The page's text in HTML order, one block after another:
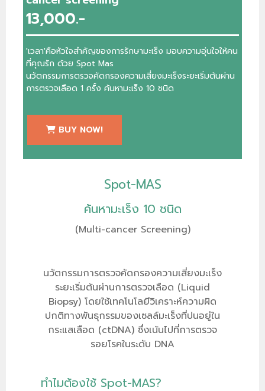
13,000.-
'เวลา'คือหัวใจสำคัญของการรักษามะเร็ง มอบความอุ่นใจให้คน
ที่คุณรัก ด้วย Spot Mas
นวัตกรรมการตรวจคัดกรองความเสี่ยงมะเร็งระยะเริ่มต้นผ่าน
การตรวจเลือด 1 ครั้ง ค้นหามะเร็ง 10 ชนิด
BUY NOW!
Spot-MAS
ค้นหามะเร็ง 10 ชนิด
(Multi-cancer Screening)
นวัตกรรมการตรวจคัดกรองความเสี่ยงมะเร็ง
ระยะเริ่มต้นผ่านการตรวจเลือด (Liquid
Biopsy) โดยใช้เทคโนโลยีวิเคราะห์ความผิด
ปกติทางพันธุกรรมของเซลล์มะเร็งที่ปนอยู่ใน
กระแสเลือด (ctDNA) ซึ่งเน้นไปที่การตรวจ
รอยโรคในระดับ DNA
ทำไมต้องใช้ Spot-MAS?